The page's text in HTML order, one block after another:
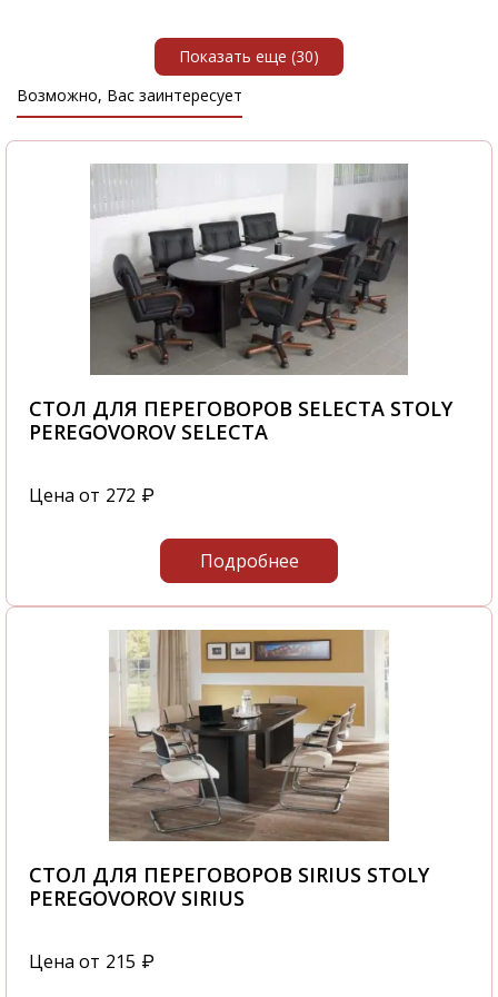
Показать еще (30)
Возможно, Вас заинтересует
СТОЛ ДЛЯ ПЕРЕГОВОРОВ SELECTA STOLY
PEREGOVOROV SELECTA
Цена от 272 ₽
Подробнее
СТОЛ ДЛЯ ПЕРЕГОВОРОВ SIRIUS STOLY
PEREGOVOROV SIRIUS
Цена от 215 ₽